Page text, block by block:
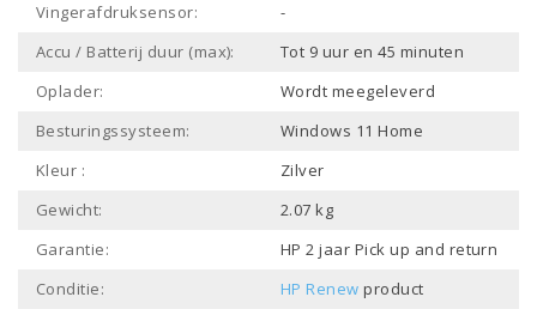
Vingerafdruksensor:
-
Accu / Batterij duur (max):
Tot 9 uur en 45 minuten
Oplader:
Wordt meegeleverd
Besturingssysteem:
Windows 11 Home
Kleur :
Zilver
Gewicht:
2.07 kg
Garantie:
HP 2 jaar Pick up and return
Conditie:
HP Renew product